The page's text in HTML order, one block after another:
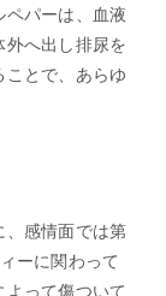
パーは、血液
へ出し排尿を
とで、あらゆ
、感情面では第
ーに関わって
って傷ついて